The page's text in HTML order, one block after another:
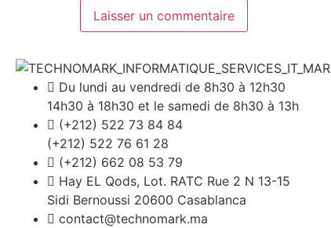
Du lundi au vendredi de 8h30 à 12h30
14h30 à 18h30 et le samedi de 8h30 à 13h
(+212) 522 73 84 84
(+212) 522 76 61 28
(+212) 662 08 53 79
Hay EL Qods, Lot. RATC Rue 2 N 13-15
Sidi Bernoussi 20600 Casablanca
contact@technomark.ma